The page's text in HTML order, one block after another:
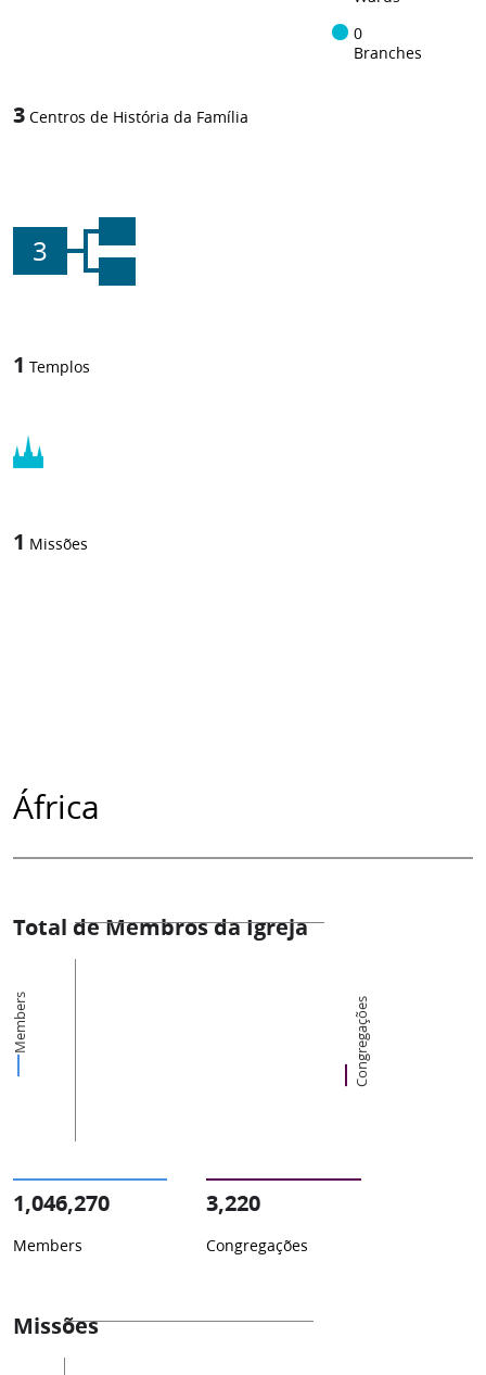
0
Branches
3 Centros de História da Família
3
1 Templos
1 Missões
África
Total de Membros da Igreja
Members Congregações
1,046,270
Members
3,220
Congregações
Missões